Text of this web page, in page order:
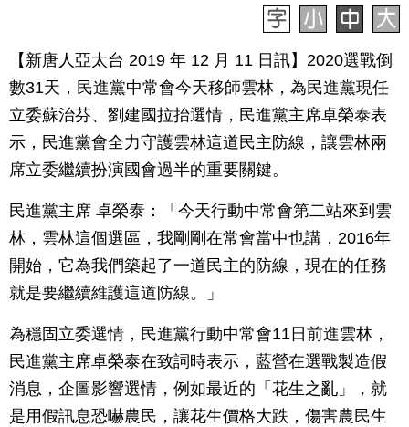
【新唐人亞太台 2019 年 12 月 11 日訊】2020選戰倒
數31天，民進黨中常會今天移師雲林，為民進黨現任
立委蘇治芬、劉建國拉抬選情，民進黨主席卓榮泰表
示，民進黨會全力守護雲林這道民主防線，讓雲林兩
席立委繼續扮演國會過半的重要關鍵。
民進黨主席 卓榮泰：「今天行動中常會第二站來到雲
林，雲林這個選區，我剛剛在常會當中也講，2016年
開始，它為我們築起了一道民主的防線，現在的任務
就是要繼續維護這道防線。」
為穩固立委選情，民進黨行動中常會11日前進雲林，
民進黨主席卓榮泰在致詞時表示，藍營在選戰製造假
消息，企圖影響選情，例如最近的「花生之亂」，就
是用假訊息恐嚇農民，讓花生價格大跌，傷害農民生